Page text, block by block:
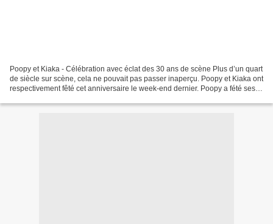
Poopy et Kiaka - Célébration avec éclat des 30 ans de scène Plus d’un quart
de siècle sur scène, cela ne pouvait pas passer inaperçu. Poopy et Kiaka ont
respectivement fêté cet anniversaire le week-end dernier. Poopy a fété ses